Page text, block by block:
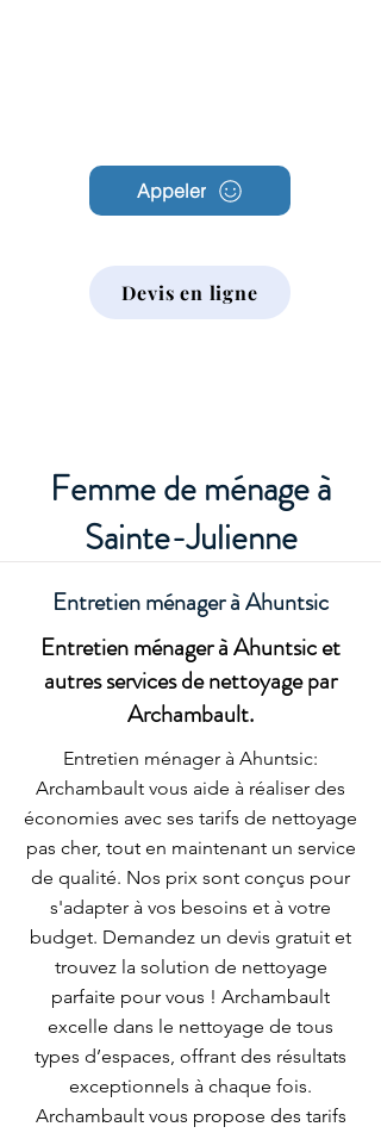
Appeler
Devis en ligne
Femme de ménage à
Sainte-Julienne
Entretien ménager à Ahuntsic
Entretien ménager à Ahuntsic et
autres services de nettoyage par
Archambault.
Entretien ménager à Ahuntsic:
Archambault vous aide à réaliser des
économies avec ses tarifs de nettoyage
pas cher, tout en maintenant un service
de qualité. Nos prix sont conçus pour
s'adapter à vos besoins et à votre
budget. Demandez un devis gratuit et
trouvez la solution de nettoyage
parfaite pour vous ! Archambault
excelle dans le nettoyage de tous
types d’espaces, offrant des résultats
exceptionnels à chaque fois.
Archambault vous propose des tarifs